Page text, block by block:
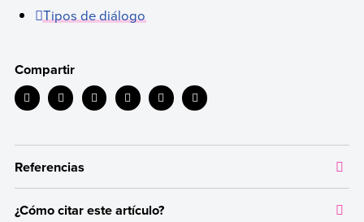
Tipos de diálogo
Compartir
Referencias
Toda la información que ofrecemos está respaldada por
¿Cómo citar este artículo?